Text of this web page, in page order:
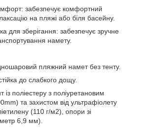
забезпечує комфортний
на пляжі або біля басейну.
для зберігання: забезпечує зручне
намету.
пляжний намет без тенту.
до слабкого дощу.
із поліестеру з поліуретановим
та захистом від ультрафіолету
(110 г/м2), опори зі
6,9 мм).